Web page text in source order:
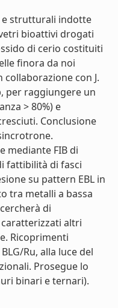
e strutturali indotte
bioattivi drogati
di cerio costituiti
finora da noi
con J.
per raggiungere un
> 80%) e
Conclusione
mediante FIB di
fattibilità di fasci
su pattern EBL in
tra metalli a bassa
di
altri
Ricoprimenti
Ru, alla luce del
Prosegue lo
binari e ternari).